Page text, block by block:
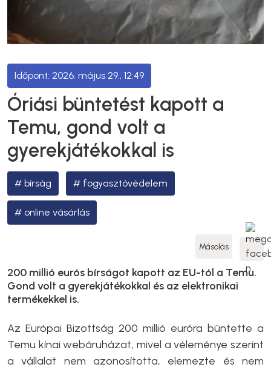
2026. május 29., 12:49
Óriási büntetést kapott a
Temu, gond volt a
gyerekjátékokkal is
bírság fogyasztóvédelem
online vásárlás
Másolás
200 millió eurós bírságot kapott az EU-tól a Temu.
Gond volt a gyerekjátékokkal és az elektronikai
termékekkel is.
Az Európai Bizottság 200 millió euróra büntette a
Temu kínai webáruházat, mivel a véleménye szerint
a vállalat nem azonosította, elemezte és nem